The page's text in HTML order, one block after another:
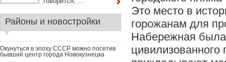
Это место в
горожанам для
Набережная была
цивилизованного
Районы и новостройки
Окунуться в эпоху СССР можно посетив
бывший центр города Новокузнецка